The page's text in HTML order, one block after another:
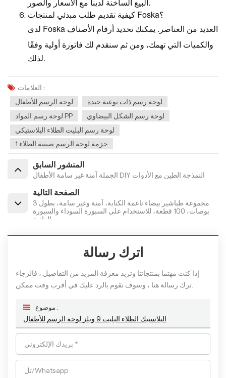
كيفية تقديم طلب مبدئي لمنتجات Foska؟
لدى Foska العديد من العناصر. يمكنك تحديد أرقام الأصناف
والكميات التي تهمك، ومن ثم سنقدم لك فاتورة أولية وفقًا
العلامات :
لوحة الرسم للأطفال
لوحة رسم ذات نوعية جيدة
لوحة رسم المواد PP
لوحة رسم الشكل البيضاوي
لوحة رسم البليت الطلاء البلاستيكي
1 حزمة لوحة الرسم صينية الطلاء
المنشور السابق
الجملة آمنة غير سامة الأطفال DIY النمذجة الطين مع الأدوات
الصفحة التالية
مجموعة طباشير بيضاء ناعمة الكتابة، آمنة وغير سامة، بطول 3
بوصات، 100 قطعة، للاستخدام على السبورة السوداء والسبورة
اترك رسالة
إذا كنت مهتما بمنتجاتنا وتريد معرفة المزيد من التفاصيل ، فالرجاء
ترك رسالة هنا ، وسوف نقوم بالرد عليك في أقرب وقت ممكن.
موضوع :
البلاستيك الطلاء البليت 9 ويلز لوحة الرسم للأطفال